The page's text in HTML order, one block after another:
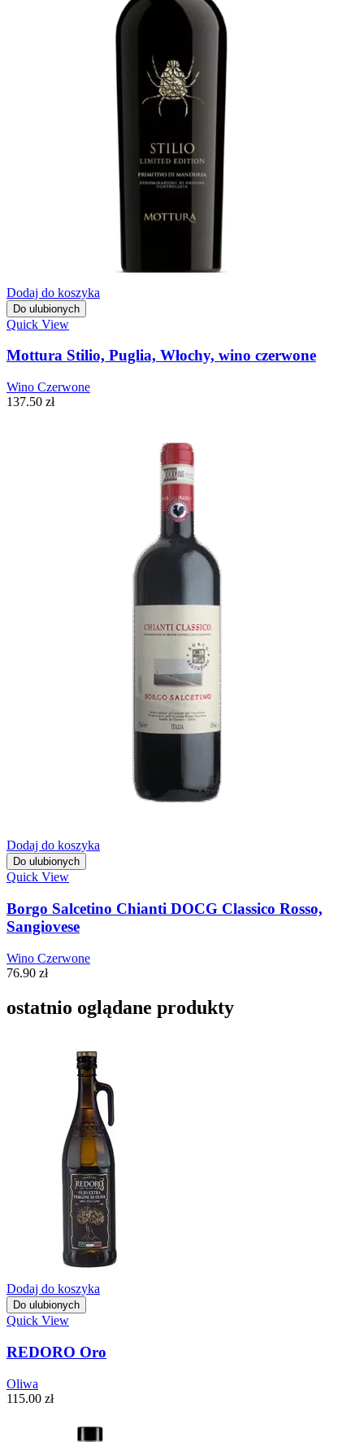
Dodaj do koszyka
Do ulubionych
Quick View
Mottura Stilio, Puglia, Włochy, wino czerwone
Wino Czerwone
137.50 zł
Dodaj do koszyka
Do ulubionych
Quick View
Borgo Salcetino Chianti DOCG Classico Rosso,
Sangiovese
Wino Czerwone
76.90 zł
ostatnio oglądane produkty
Dodaj do koszyka
Do ulubionych
Quick View
REDORO Oro
Oliwa
115.00 zł